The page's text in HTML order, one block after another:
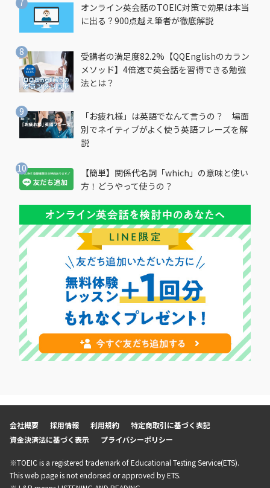
オンライン英会話のTOEIC対策で効果は本当
に出る？900点越え筆者が徹底解説
受講者の満足度82.2%【QQEnglishのカラン
メソッド】4倍速で英会話を習得できる勉強
法とは？
「お疲れ様」は英語でなんて言うの？ 場面
別でネイティブがよく使う英語フレーズを解
説
【簡単】関係代名詞「which」の意味と使い
方！どうやって使うの？
会社概要 採用情報 利用規約
特定商取引に基づく表記
資金決済法に基づく表示
プライバシーポリシー
※TOEIC is a registered trademark of Educational Testing Service(ETS).
This web page is not endorsed or approved by ETS.